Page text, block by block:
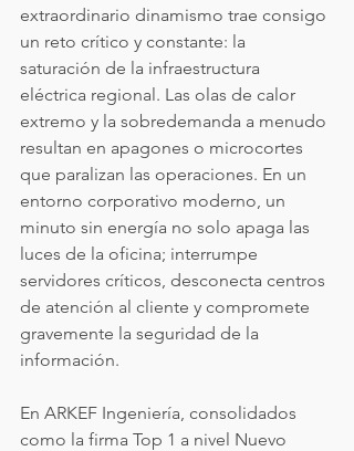
extraordinario dinamismo trae consigo
un reto crítico y constante: la
saturación de la infraestructura
eléctrica regional. Las olas de calor
extremo y la sobredemanda a menudo
resultan en apagones o microcortes
que paralizan las operaciones. En un
entorno corporativo moderno, un
minuto sin energía no solo apaga las
luces de la oficina; interrumpe
servidores críticos, desconecta centros
de atención al cliente y compromete
gravemente la seguridad de la
información.
En ARKEF Ingeniería, consolidados
como la firma Top 1 a nivel Nuevo